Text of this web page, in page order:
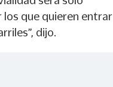
que quieren entrar
dijo.